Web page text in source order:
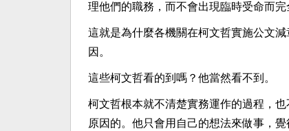
理他們的職務，而不會出現臨時受命而
這就是為什麼各機關在柯文哲實施公文
因。
這些柯文哲看的到嗎？他當然看不到。
柯文哲根本就不清楚實務運作的過程，
原因的。他只會用自己的想法來做事，